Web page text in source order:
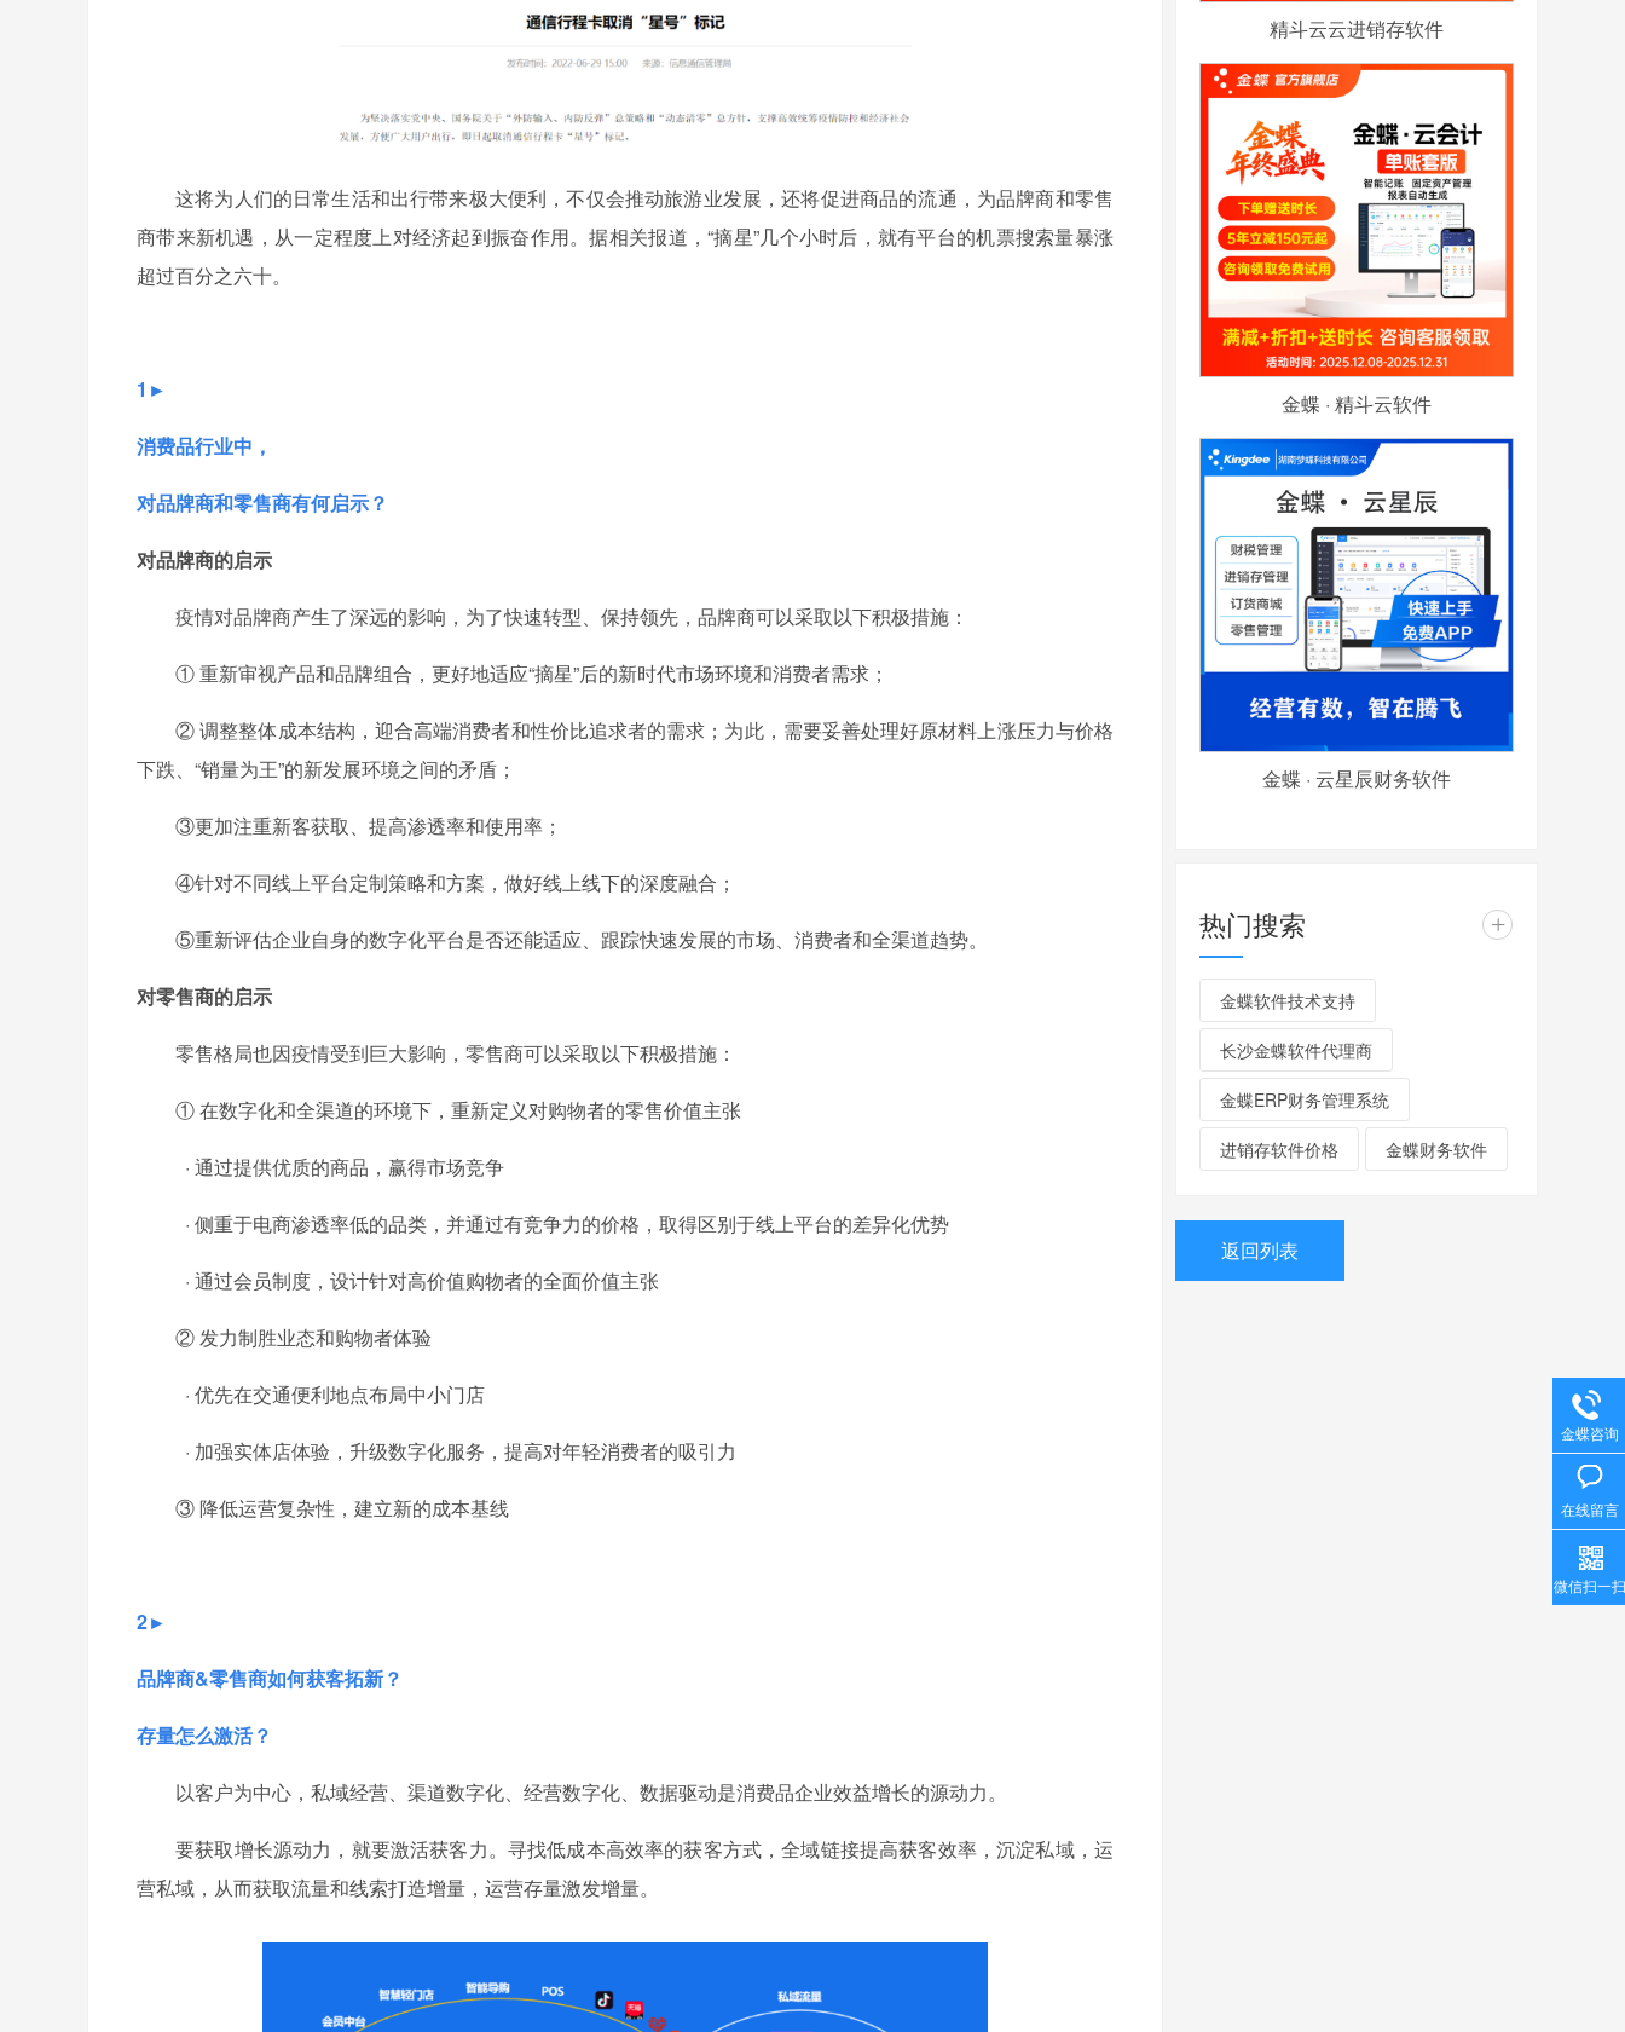
这将为人们的日常生活和出行带来极大便利，不仅会推动旅游业发展，还将促进商品的流通，为品牌商和零售
商带来新机遇，从一定程度上对经济起到振奋作用。据相关报道，“摘星”几个小时后，就有平台的机票搜索量暴涨
超过百分之六十。
1►
消费品行业中，
对品牌商和零售商有何启示？
对品牌商的启示
疫情对品牌商产生了深远的影响，为了快速转型、保持领先，品牌商可以采取以下积极措施：
① 重新审视产品和品牌组合，更好地适应“摘星”后的新时代市场环境和消费者需求；
② 调整整体成本结构，迎合高端消费者和性价比追求者的需求；为此，需要妥善处理好原材料上涨压力与价格
下跌、“销量为王”的新发展环境之间的矛盾；
③更加注重新客获取、提高渗透率和使用率；
④针对不同线上平台定制策略和方案，做好线上线下的深度融合；
⑤重新评估企业自身的数字化平台是否还能适应、跟踪快速发展的市场、消费者和全渠道趋势。
对零售商的启示
零售格局也因疫情受到巨大影响，零售商可以采取以下积极措施：
① 在数字化和全渠道的环境下，重新定义对购物者的零售价值主张
· 通过提供优质的商品，赢得市场竞争
· 侧重于电商渗透率低的品类，并通过有竞争力的价格，取得区别于线上平台的差异化优势
· 通过会员制度，设计针对高价值购物者的全面价值主张
② 发力制胜业态和购物者体验
· 优先在交通便利地点布局中小门店
· 加强实体店体验，升级数字化服务，提高对年轻消费者的吸引力
③ 降低运营复杂性，建立新的成本基线
2►
品牌商&零售商如何获客拓新？
存量怎么激活？
以客户为中心，私域经营、渠道数字化、经营数字化、数据驱动是消费品企业效益增长的源动力。
要获取增长源动力，就要激活获客力。寻找低成本高效率的获客方式，全域链接提高获客效率，沉淀私域，运
营私域，从而获取流量和线索打造增量，运营存量激发增量。
精斗云云进销存软件
金蝶 · 精斗云软件
金蝶 · 云星辰财务软件
热门搜索 +
金蝶软件技术支持
长沙金蝶软件代理商
金蝶ERP财务管理系统
进销存软件价格 金蝶财务软件
返回列表
金蝶咨询
在线留言
微信扫一扫